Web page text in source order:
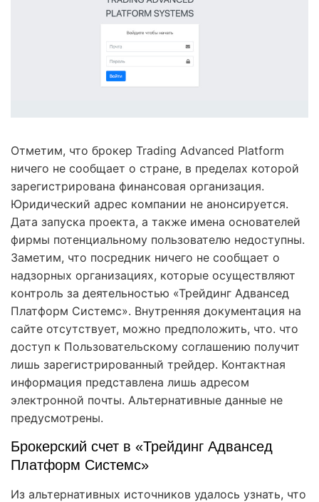
Отметим, что брокер Trading Advanced Platform
ничего не сообщает о стране, в пределах которой
зарегистрирована финансовая организация.
Юридический адрес компании не анонсируется.
Дата запуска проекта, а также имена основателей
фирмы потенциальному пользователю недоступны.
Заметим, что посредник ничего не сообщает о
надзорных организациях, которые осуществляют
контроль за деятельностью «Трейдинг Адвансед
Платформ Системс». Внутренняя документация на
сайте отсутствует, можно предположить, что. что
доступ к Пользовательскому соглашению получит
лишь зарегистрированный трейдер. Контактная
информация представлена лишь адресом
электронной почты. Альтернативные данные не
предусмотрены.
Брокерский счет в «Трейдинг Адвансед
Платформ Системс»
Из альтернативных источников удалось узнать, что